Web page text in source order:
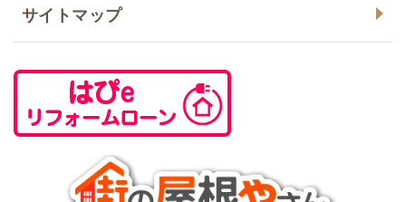
サイトマップ